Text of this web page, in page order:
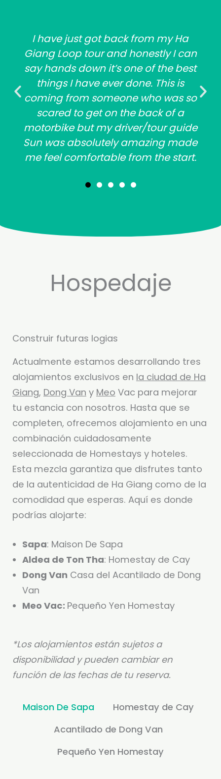
I have just got back from my Ha
Giang Loop tour and honestly I can
say hands down it’s one of the best
things I have ever done. This is
coming from someone who was so
scared to get on the back of a
motorbike but my driver/tour guide
Sun was absolutely amazing made
me feel comfortable from the start.
Hospedaje
Construir futuras logias
Actualmente estamos desarrollando tres
alojamientos exclusivos en la ciudad de Ha
Giang, Dong Van y Meo Vac para mejorar
tu estancia con nosotros. Hasta que se
completen, ofrecemos alojamiento en una
combinación cuidadosamente
seleccionada de Homestays y hoteles.
Esta mezcla garantiza que disfrutes tanto
de la autenticidad de Ha Giang como de la
comodidad que esperas. Aquí es donde
podrías alojarte:
Sapa: Maison De Sapa
Aldea de Ton Tha: Homestay de Cay
Dong Van Casa del Acantilado de Dong
Van
Meo Vac: Pequeño Yen Homestay
*Los alojamientos están sujetos a
disponibilidad y pueden cambiar en
función de las fechas de tu reserva.
Maison De Sapa
Homestay de Cay
Acantilado de Dong Van
Pequeño Yen Homestay